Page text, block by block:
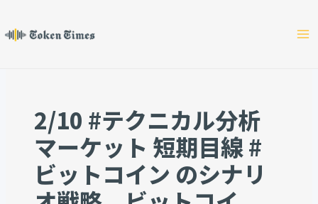
to
content
2/10 #テクニカル分析
マーケット 短期目線 #
ビットコイン のシナリ